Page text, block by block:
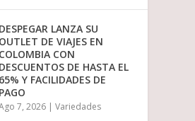
DESPEGAR LANZA SU
OUTLET DE VIAJES EN
COLOMBIA CON
DESCUENTOS DE HASTA EL
65% Y FACILIDADES DE
PAGO
7, 2026 |Variedades